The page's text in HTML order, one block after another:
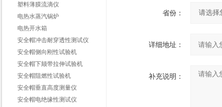
塑料薄膜流滴仪
电热水蒸汽锅炉
电热开水箱
安全帽冲击耐穿透性测试仪
安全帽侧向刚性试验机
安全帽下颏带拉伸试验机
安全帽阻燃性试验机
安全帽垂直高度测量仪
安全帽电绝缘性测试仪
省份：
详细地址：
补充说明：